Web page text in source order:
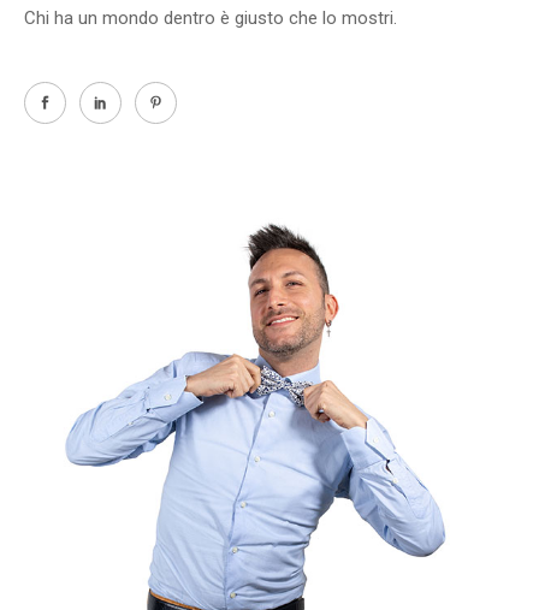
Chi ha un mondo dentro è giusto che lo mostri.